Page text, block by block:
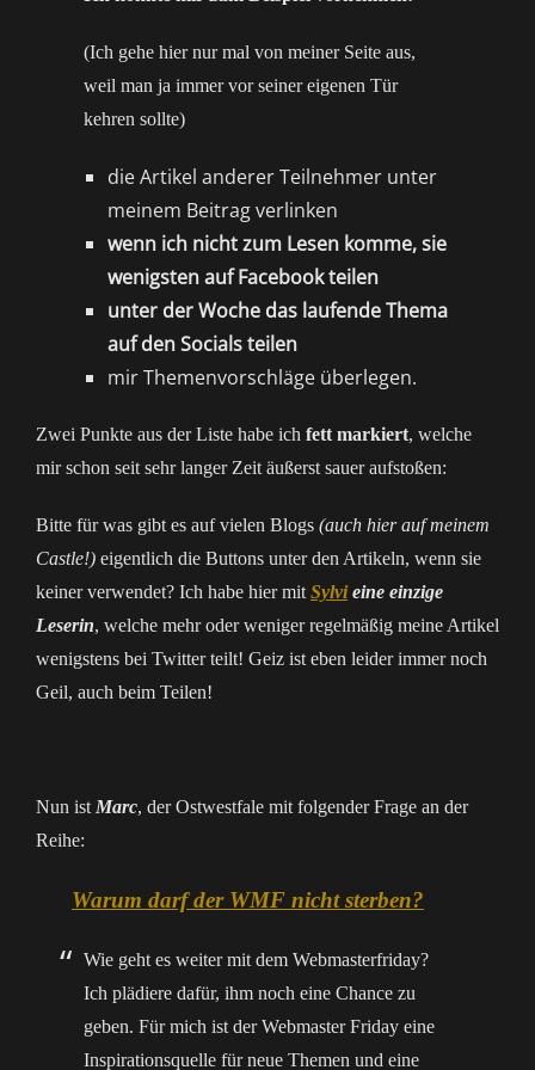
(Ich gehe hier nur mal von meiner Seite aus,
weil man ja immer vor seiner eigenen Tür
kehren sollte)
die Artikel anderer Teilnehmer unter
meinem Beitrag verlinken
wenn ich nicht zum Lesen komme, sie
wenigsten auf Facebook teilen
unter der Woche das laufende Thema
auf den Socials teilen
mir Themenvorschläge überlegen.
Zwei Punkte aus der Liste habe ich fett markiert, welche
mir schon seit sehr langer Zeit äußerst sauer aufstoßen:
Bitte für was gibt es auf vielen Blogs (auch hier auf meinem
Castle!) eigentlich die Buttons unter den Artikeln, wenn sie
keiner verwendet? Ich habe hier mit Sylvieine einzige
Leserin, welche mehr oder weniger regelmäßig meine Artikel
wenigstens bei Twitter teilt! Geiz ist eben leider immer noch
Geil, auch beim Teilen!
Nun ist Marc, der Ostwestfale mit folgender Frage an der
Reihe:
Warum darf der WMF nicht sterben?
Wie geht es weiter mit dem Webmasterfriday?
Ich plädiere dafür, ihm noch eine Chance zu
geben. Für mich ist der Webmaster Friday eine
Inspirationsquelle für neue Themen und eine